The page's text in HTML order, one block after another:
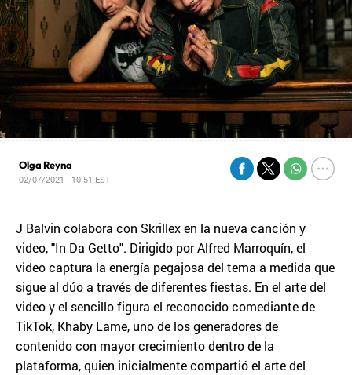
Olga Reyna
02/07/2021 - 10:51 EST
J Balvin colabora con Skrillex en la nueva canción y
video, "In Da Getto". Dirigido por Alfred Marroquín, el
video captura la energía pegajosa del tema a medida que
sigue al dúo a través de diferentes fiestas. En el arte del
video y el sencillo figura el reconocido comediante de
TikTok, Khaby Lame, uno de los generadores de
contenido con mayor crecimiento dentro de la
plataforma, quien inicialmente compartió el arte del